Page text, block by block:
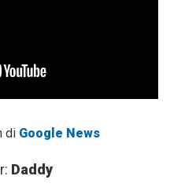
di Google News
Daddy